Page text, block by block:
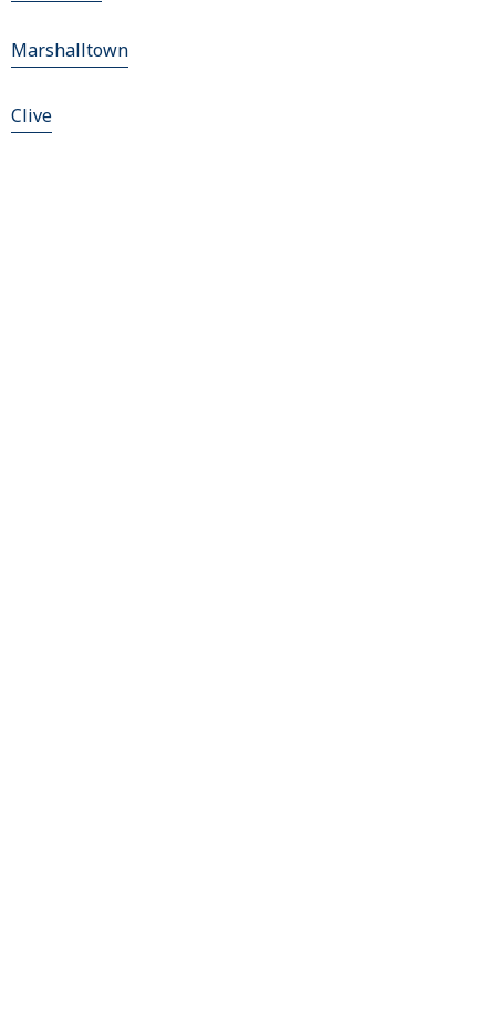
Marshalltown
Clive